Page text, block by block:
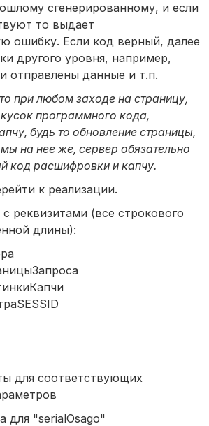
сгенерированному, и если
то выдает
ошибку. Если код верный, далее
другого уровня, например,
отправлены данные и т.п.
при любом заходе на страницу,
кусок программного кода,
будь то обновление страницы,
на нее же, сервер обязательно
код расшифровки и капчу.
к реализации.
реквизитами (все строкового
длины):
для соответствующих
для "serialOsago"